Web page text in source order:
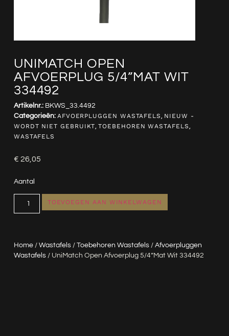
UNIMATCH OPEN
AFVOERPLUG 5/4”MAT WIT
334492
Home/ Wastafels/ Toebehoren Wastafels/ Afvoerpluggen
Wastafels/ UniMatch Open Afvoerplug 5/4”mat Wit 334492
Artikelnr.: BKWS_33.4492
Categorieën: AFVOERPLUGGEN WASTAFELS, NIEUW -
WORDT NIET GEBRUIKT,TOEBEHOREN WASTAFELS,
WASTAFELS
€ 26,05
Aantal
TOEVOEGEN AAN WINKELWAGEN